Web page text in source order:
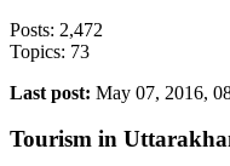
Posts: 2,472
Topics: 73
Last post: May 07, 2016,
Tourism in